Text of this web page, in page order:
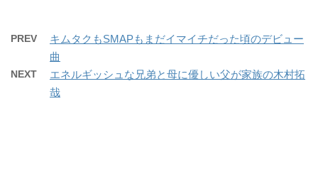
PREV
キムタクもSMAPもまだイマイチだった頃のデビュー
曲
NEXT
エネルギッシュな兄弟と母に優しい父が家族の木村拓
哉